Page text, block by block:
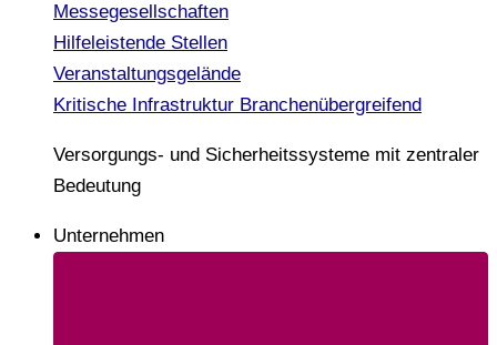
Messegesellschaften
Hilfeleistende Stellen
Veranstaltungsgelände
Kritische Infrastruktur Branchenübergreifend
Versorgungs- und Sicherheitssysteme mit zentraler
Bedeutung
Unternehmen